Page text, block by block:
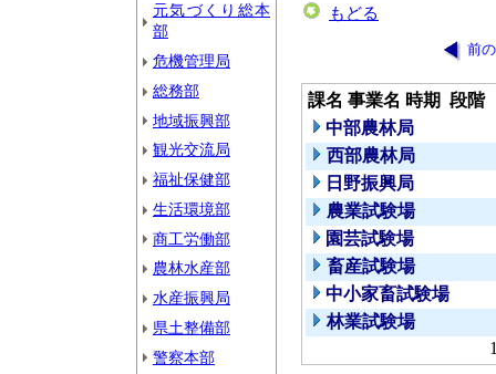
元気づくり総本
部
危機管理局
総務部
地域振興部
観光交流局
福祉保健部
生活環境部
商工労働部
農林水産部
水産振興局
県土整備部
警察本部
もどる
前
課名 事業名 時期 段階
中部農林局
西部農林局
日野振興局
農業試験場
園芸試験場
畜産試験場
中小家畜試験場
林業試験場